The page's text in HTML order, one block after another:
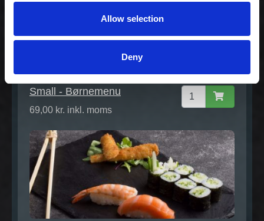
Allow selection
Deny
Small - Børnemenu
69,00 kr. inkl. moms